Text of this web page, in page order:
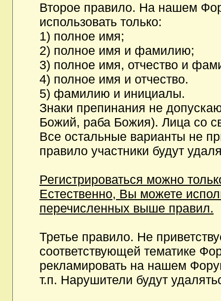
Второе правило. На нашем
использовать только:
1) полное имя;
2) полное имя и фамилию;
3) полное имя, отчество и
4) полное имя и отчество.
5) фамилию и инициалы.
Знаки препинания не
Божий, раба Божия). Лица со
Все остальные варианты не
правило участники будут
Регистрироваться можно
Естественно, Вы можете
перечисленных выше правил.
Третье правило. Не
соответствующей тематике
рекламировать на нашем
т.п. Нарушители будут